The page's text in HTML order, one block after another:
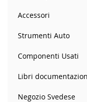
Accessori
Strumenti Auto
Componenti Usati
Libri
Negozio Svedese